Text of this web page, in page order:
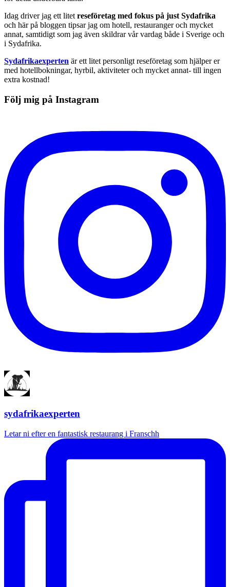
Idag driver jag ett litet reseföretag med fokus på just Sydafrika
och här på bloggen tipsar jag om hotell, restauranger och mycket
annat, samtidigt som jag även skildrar vår vardag både i Sverige och
i Sydafrika.
Sydafrikaexperten är ett litet personligt reseföretag som hjälper er
med hotellbokningar, hyrbil, aktiviteter och mycket annat- till ingen
extra kostnad!
Följ mig på Instagram
sydafrikaexperten
Letar ni efter en fantastisk restaurang i Franschh